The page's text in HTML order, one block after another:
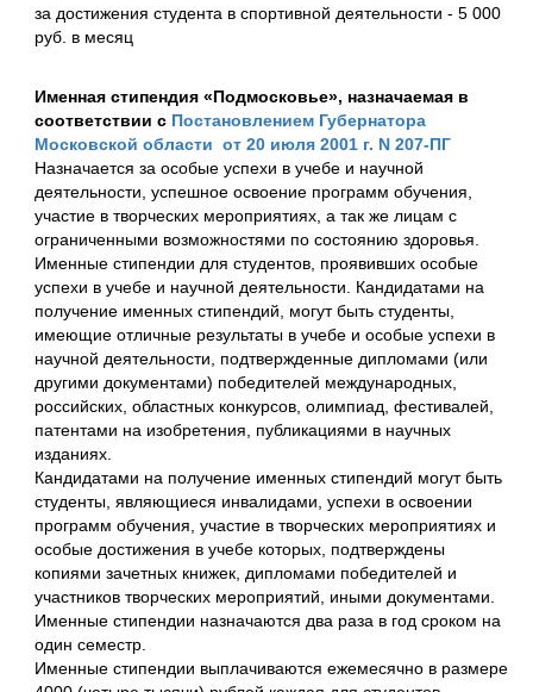
за достижения студента в спортивной деятельности - 5 000
руб. в месяц
Именная стипендия «Подмосковье», назначаемая в
соответствии с Постановлением Губернатора
Московской области от 20 июля 2001 г. N 207-ПГ
Назначается за особые успехи в учебе и научной
деятельности, успешное освоение программ обучения,
участие в творческих мероприятиях, а так же лицам с
ограниченными возможностями по состоянию здоровья.
Именные стипендии для студентов, проявивших особые
успехи в учебе и научной деятельности. Кандидатами на
получение именных стипендий, могут быть студенты,
имеющие отличные результаты в учебе и особые успехи в
научной деятельности, подтвержденные дипломами (или
другими документами) победителей международных,
российских, областных конкурсов, олимпиад, фестивалей,
патентами на изобретения, публикациями в научных
изданиях.
Кандидатами на получение именных стипендий могут быть
студенты, являющиеся инвалидами, успехи в освоении
программ обучения, участие в творческих мероприятиях и
особые достижения в учебе которых, подтверждены
копиями зачетных книжек, дипломами победителей и
участников творческих мероприятий, иными документами.
Именные стипендии назначаются два раза в год сроком на
один семестр.
Именные стипендии выплачиваются ежемесячно в размере